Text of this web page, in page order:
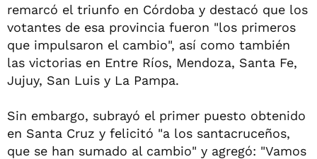
remarcó el triunfo en Córdoba y destacó que los
votantes de esa provincia fueron "los primeros
que impulsaron el cambio", así como también
las victorias en Entre Ríos, Mendoza, Santa Fe,
Jujuy, San Luis y La Pampa.
Sin embargo, subrayó el primer puesto obtenido
en Santa Cruz y felicitó "a los santacruceños,
que se han sumado al cambio" y agregó: "Vamos